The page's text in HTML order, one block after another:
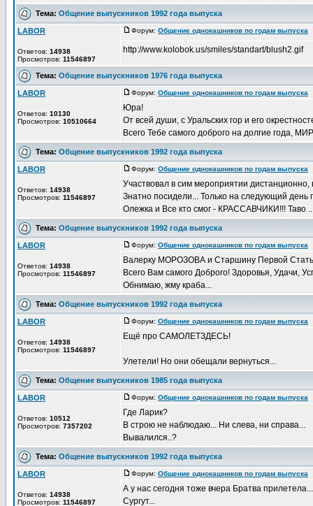
Тема: Общение выпускников 1992 года выпуска
LABOR
Ответов: 14938
Просмотров: 11546897
Форум: Общение однокашников по годам выпуска
http://www.kolobok.us/smiles/standart/blush2.gif
Тема: Общение выпускников 1976 года выпуска
LABOR
Ответов: 10130
Просмотров: 10510664
Форум: Общение однокашников по годам выпуска
Юра!
От всей души, с Уральских гор и его
Всего Тебе самого доброго на долгие года,
Тема: Общение выпускников 1992 года выпуска
LABOR
Ответов: 14938
Просмотров: 11546897
Форум: Общение однокашников по годам выпуска
Участвовал в сим мероприятии
Знатно посидели... Только на следующий
Олежка и Все кто смог - КРАССАВЧИКИ!!! Таво
Тема: Общение выпускников 1992 года выпуска
LABOR
Ответов: 14938
Просмотров: 11546897
Форум: Общение однокашников по годам выпуска
Валерку МОРОЗОВА и Старшину Первой
Всего Вам самого Доброго! Здоровья, Удачи,
Обнимаю, жму краба...
Тема: Общение выпускников 1992 года выпуска
LABOR
Ответов: 14938
Просмотров: 11546897
Форум: Общение однокашников по годам выпуска
Ещё про САМОЛЕТЗДЕСЬ!
Улетели! Но они обещали вернуться...
Тема: Общение выпускников 1985 года выпуска
LABOR
Ответов: 10512
Просмотров: 7357202
Форум: Общение однокашников по годам выпуска
Где Ларик?
В строю не наблюдаю... Ни слева, ни справа...
Вывалился..?
Тема: Общение выпускников 1992 года выпуска
LABOR
Ответов: 14938
Просмотров: 11546897
Форум: Общение однокашников по годам выпуска
А у нас сегодня тоже вчера Братва
Сургут...